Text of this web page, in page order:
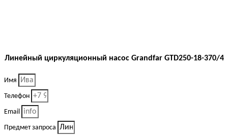
Линейный циркуляционный насос Grandfar GTD250-18-370/4
Имя
Телефон
Email
Предмет запроса